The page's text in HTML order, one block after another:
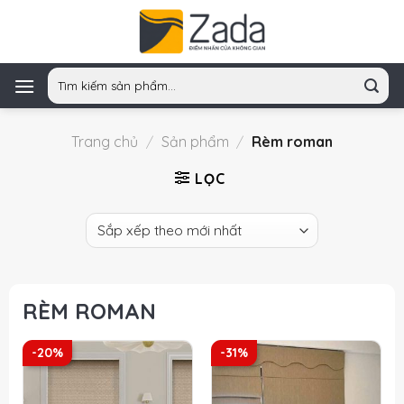
Tìm
kiếm:
Trang chủ / Sản phẩm / Rèm roman
LỌC
RÈM ROMAN
-20% -31%